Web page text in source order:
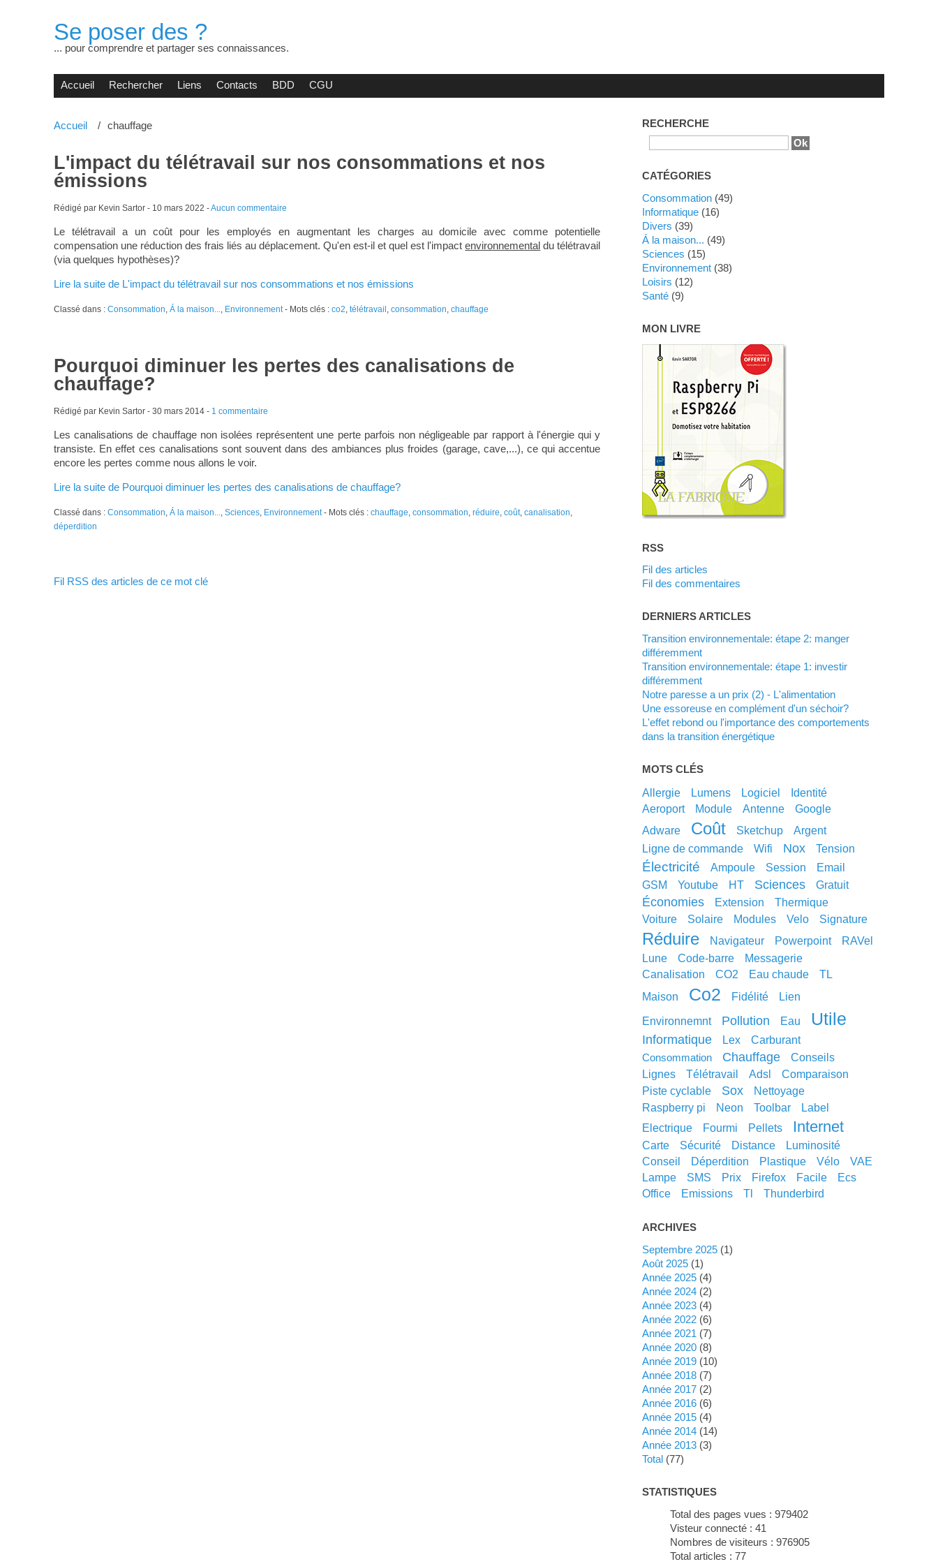
Se poser des ?
... pour comprendre et partager ses connaissances.
Accueil Rechercher Liens Contacts BDD CGU
Accueil chauffage
L'impact du télétravail sur nos consommations et nos
émissions
Rédigé par Kevin Sartor - 10 mars 2022 -Aucun commentaire
Le télétravail a un coût pour les employés en augmentant les charges au domicile avec comme potentielle
compensation une réduction des frais liés au déplacement. Qu'en est-il et quel est l'impactenvironnemental du télétravail
(via quelques hypothèses)?
Lire la suite de L'impact du télétravail sur nos consommations et nos émissions
Classé dans : Consommation Á la maison... Environnement- Mots clés : co2 télétravail consommation chauffage
Pourquoi diminuer les pertes des canalisations de
chauffage?
Rédigé par Kevin Sartor - 30 mars 2014- 1 commentaire
Les canalisations de chauffage non isolées représentent une perte parfois non négligeable par rapport à l'énergie qui y
transiste. En effet ces canalisations sont souvent dans des ambiances plus froides (garage, cave,...), ce qui accentue
encore les pertes comme nous allons le voir.
Lire la suite de Pourquoi diminuer les pertes des canalisations de chauffage?
Classé dans : Consommation, Á la maison..., Sciences, Environnement- Mots clés : chauffage, consommation, réduire, coût, canalisation,
déperdition
Fil RSS des articles de ce mot clé
RECHERCHE
CATÉGORIES
Consommation (49)
Informatique (16)
Divers (39)
Á la maison... (49)
Sciences (15)
Environnement (38)
Loisirs (12)
Santé (9)
MON LIVRE
RSS
Fil des articles
Fil des commentaires
DERNIERS ARTICLES
Transition environnementale: étape 2: manger
différemment
Transition environnementale: étape 1: investir
différemment
Notre paresse a un prix (2) - L'alimentation
Une essoreuse en complément d'un séchoir?
L'effet rebond ou l'importance des comportements
dans la transition énergétique
MOTS CLÉS
allergie lumens logiciel
identité
aeroport
module antenne
google
adware
coût sketchup
argent
ligne de commande
wifi nox tension
électricité ampoule session
email
GSM
youtube HT sciences gratuit
économies extension
thermique
voiture
solaire modules velo signature
réduire navigateur powerpoint
RAVel
lune
code-barre
messagerie
canalisation
CO2 eau chaude
TL
maison
co2 fidélité
lien
environnemnt
pollution eau utile
informatique lex carburant
consommation chauffage
conseils
lignes
télétravail adsl
comparaison
piste cyclable
sox
nettoyage
raspberry pi
neon toolbar
label
electrique
fourmi pellets internet
carte sécurité distance
luminosité
conseil
déperdition plastique vélo
VAE
lampe
SMS prix Firefox facile
ecs
office
emissions thunderbird
ARCHIVES
septembre 2025 (1)
août 2025 (1)
année 2025 (4)
année 2024 (2)
année 2023 (4)
année 2022 (6)
année 2021 (7)
année 2020 (8)
année 2019 (10)
année 2018 (7)
année 2017 (2)
année 2016 (6)
année 2015 (4)
année 2014 (14)
année 2013 (3)
total (77)
STATISTIQUES
Total des pages vues :979402
Visteur connecté :41
Nombres de visiteurs :976905
Total articles :77